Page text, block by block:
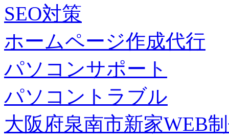
SEO対策
ホームページ作成代行
パソコンサポート
パソコントラブル
大阪府泉南市新家WEB